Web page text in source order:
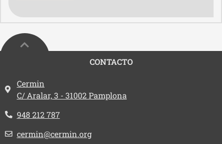
CONTACTO
Dirección:
Cermin
C/ Aralar, 3 - 31002 Pamplona
Teléfono:
948 212 787
Email:
cermin@cermin.org